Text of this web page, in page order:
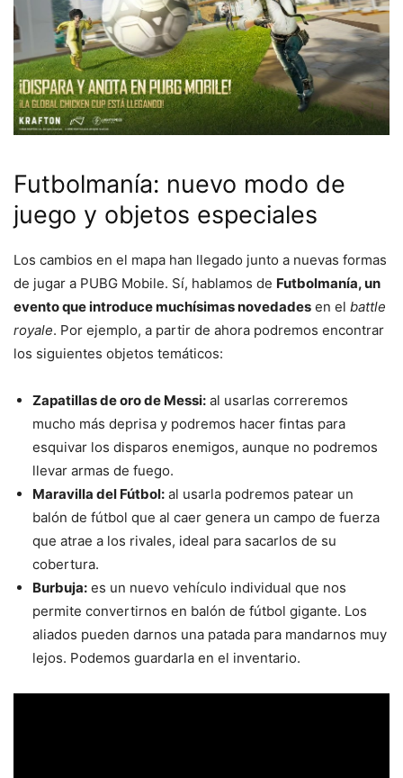
Futbolmanía: nuevo modo de
juego y objetos especiales
Los cambios en el mapa han llegado junto a nuevas formas
de jugar a PUBG Mobile. Sí, hablamos de Futbolmanía, un
evento que introduce muchísimas novedades en el battle
royale. Por ejemplo, a partir de ahora podremos encontrar
los siguientes objetos temáticos:
Zapatillas de oro de Messi: al usarlas correremos
mucho más deprisa y podremos hacer fintas para
esquivar los disparos enemigos, aunque no podremos
llevar armas de fuego.
Maravilla del Fútbol: al usarla podremos patear un
balón de fútbol que al caer genera un campo de fuerza
que atrae a los rivales, ideal para sacarlos de su
cobertura.
Burbuja: es un nuevo vehículo individual que nos
permite convertirnos en balón de fútbol gigante. Los
aliados pueden darnos una patada para mandarnos muy
lejos. Podemos guardarla en el inventario.